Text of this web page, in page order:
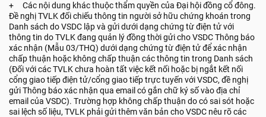
+ Các nội dung khác thuộc thẩm quyền của Đại hội đồng cổ đông.
Đề nghị TVLK đối chiếu thông tin người sở hữu chứng khoán trong
Danh sách do VSDC lập và gửi dưới dạng chứng từ điện tử với
thông tin do TVLK đang quản lý đồng thời gửi cho VSDC Thông báo
xác nhận (Mẫu 03/THQ) dưới dạng chứng từ điện tử để xác nhận
chấp thuận hoặc không chấp thuận các thông tin trong Danh sách
(Đối với các TVLK chưa hoàn tất việc kết nối hoặc bị ngắt kết nối
cổng giao tiếp điện tử/cổng giao tiếp trực tuyến với VSDC, đề nghị
gửi Thông báo xác nhận qua email có gắn chữ ký số vào địa chỉ
email của VSDC). Trường hợp không chấp thuận do có sai sót hoặc
sai lệch số liệu, TVLK phải gửi thêm văn bản cho VSDC nêu rõ các